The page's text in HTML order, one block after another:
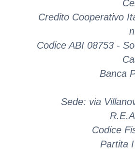
Credito Cooperativo
Codice ABI 08753 -
Banca
Sede: via
Codice
Partita